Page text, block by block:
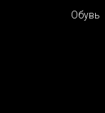
Обувь